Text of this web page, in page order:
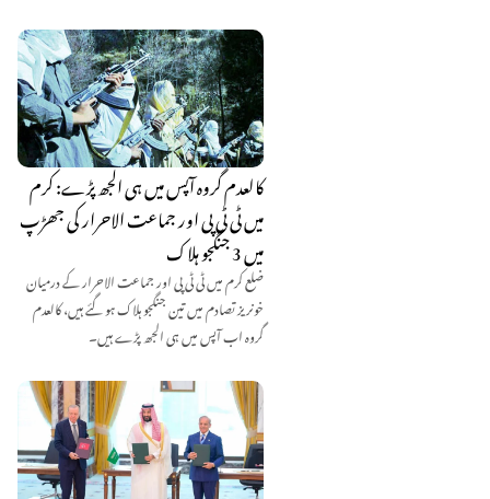
کالعدم گروہ آپس میں ہی الجھ پڑے: کرم
میں ٹی ٹی پی اور جماعت الاحرار کی جھڑپ
میں 3 جنگجو ہلاک
ضلع کرم میں ٹی ٹی پی اور جماعت الاحرار کے درمیان
خونریز تصادم میں تین جنگجو ہلاک ہو گئے ہیں، کالعدم
گروہ اب آپس میں ہی الجھ پڑے ہیں۔